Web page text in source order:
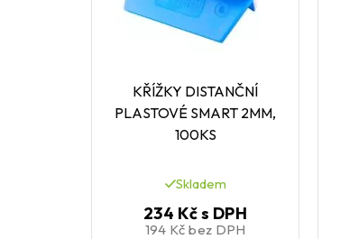
KŘÍŽKY DISTANČNÍ
PLASTOVÉ SMART 2MM,
100KS
Skladem
234 Kčs DPH
194 Kčbez DPH